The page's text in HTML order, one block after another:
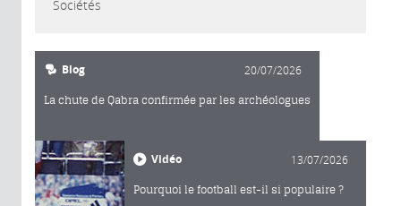
Sociétés
Blog 20/07/2026
La chute de Qabra confirmée par les archéologues
Vidéo 13/07/2026
Pourquoi le football est-il si populaire ?